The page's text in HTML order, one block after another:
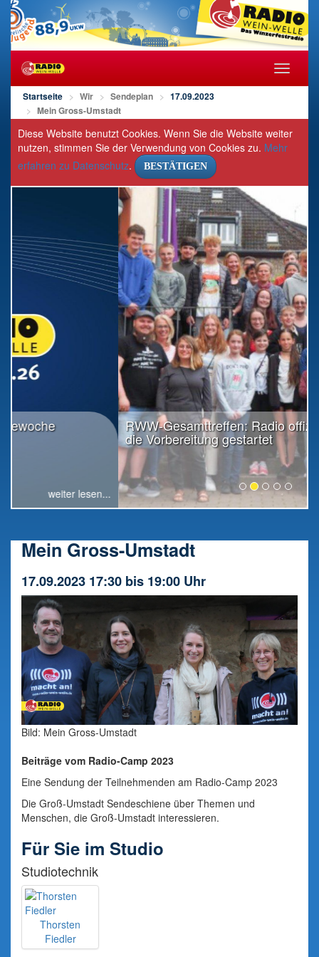
öffnen/
Startseite Wir Sendeplan
17.09.2023
Mein Gross-Umstadt
Diese Website benutzt Cookies. Wenn Sie die Website weiter
nutzen, stimmen Sie der Verwendung von Cookies zu. Mehr
erfahren zu Datenschutz. BESTÄTIGEN
RWW-Gesamttreffen: Radio offiziell in
die Vorbereitung gestartet
weiter lesen...
Mein Gross-Umstadt
17.09.2023 17:30 bis 19:00 Uhr
Bild: Mein Gross-Umstadt
Beiträge vom Radio-Camp 2023
Eine Sendung der Teilnehmenden am Radio-Camp 2023
Die Groß-Umstadt Sendeschiene über Themen und
Menschen, die Groß-Umstadt interessieren.
Für Sie im Studio
Studiotechnik
Thorsten
Fiedler